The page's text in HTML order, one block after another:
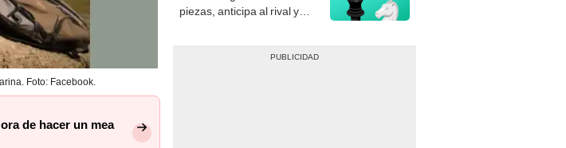
Foto: Facebook.
de hacer un mea
piezas, anticipa al rival y